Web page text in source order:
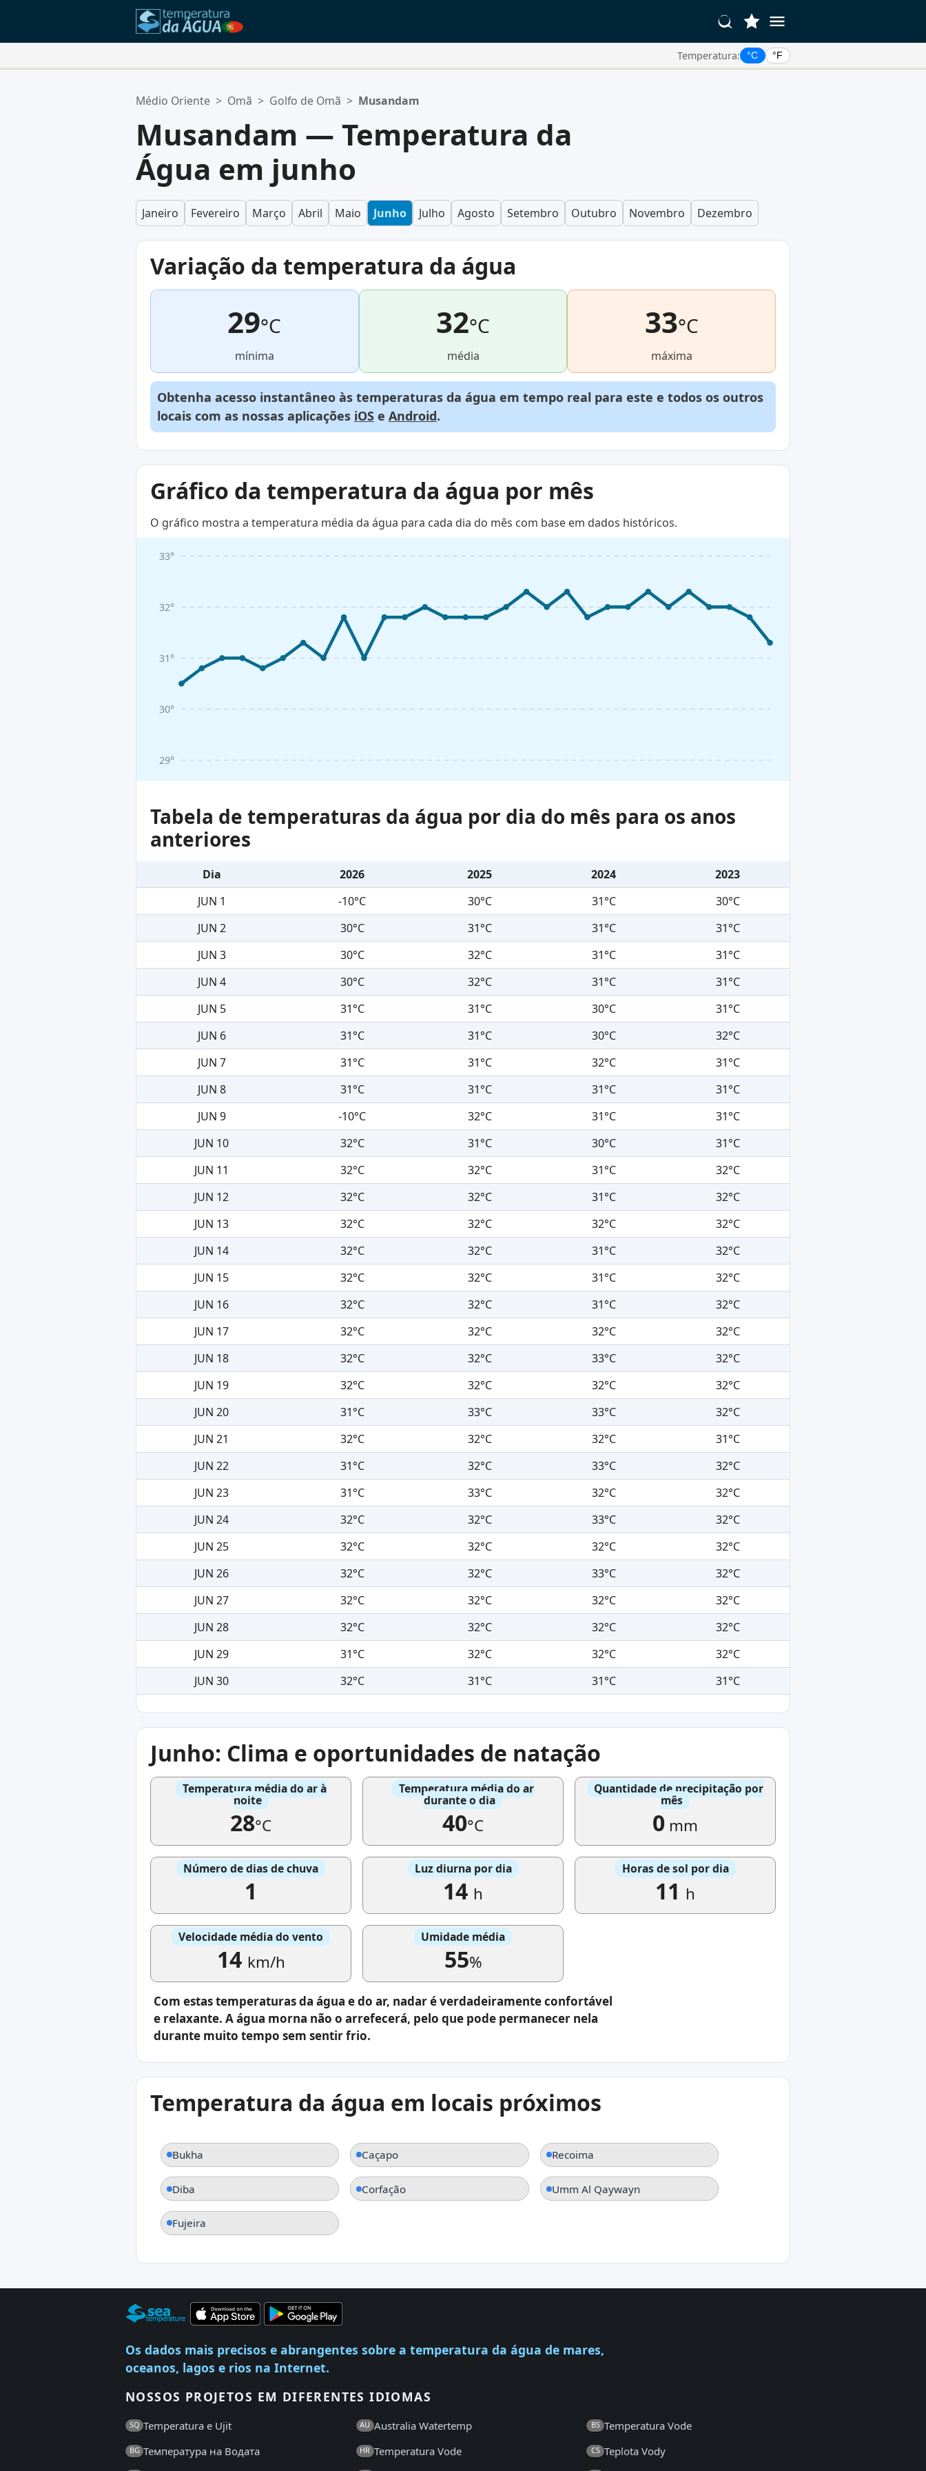
Temperatura: °C °F
Sua lista de favoritos está vazia.
Médio Oriente > Omã > Golfo de Omã > Musandam
Musandam — Temperatura da
Água em junho
Janeiro Fevereiro Março Abril Maio Junho Julho Agosto Setembro Outubro Novembro Dezembro
Variação da temperatura da água
29°C
mínima
32°C
média
33°C
máxima
Obtenha acesso instantâneo às temperaturas da água em tempo real para este e todos os outros
locais com as nossas aplicações iOS e Android.
Gráfico da temperatura da água por mês
O gráfico mostra a temperatura média da água para cada dia do mês com base em dados históricos.
29°
30°
31°
32°
33°
Tabela de temperaturas da água por dia do mês para os anos
anteriores
Dia 2026 2025 2024
2023
JUN 1
-10°C 30°C 31°C
30°C
JUN 2
30°C 31°C 31°C
31°C
JUN 3
30°C 32°C 31°C
31°C
JUN 4
30°C 32°C 31°C
31°C
JUN 5
31°C 31°C 30°C
31°C
JUN 6
31°C 31°C 30°C
32°C
JUN 7
31°C 31°C 32°C
31°C
JUN 8
31°C 31°C 31°C
31°C
JUN 9
-10°C 32°C 31°C
31°C
JUN 10
32°C 31°C 30°C
31°C
JUN 11
32°C 32°C 31°C
32°C
JUN 12
32°C 32°C 31°C
32°C
JUN 13
32°C 32°C 32°C
32°C
JUN 14
32°C 32°C 31°C
32°C
JUN 15
32°C 32°C 31°C
32°C
JUN 16
32°C 32°C 31°C
32°C
JUN 17
32°C 32°C 32°C
32°C
JUN 18
32°C 32°C 33°C
32°C
JUN 19
32°C 32°C 32°C
32°C
JUN 20
31°C 33°C 33°C
32°C
JUN 21
32°C 32°C 32°C
31°C
JUN 22
31°C 32°C 33°C
32°C
JUN 23
31°C 33°C 32°C
32°C
JUN 24
32°C 32°C 33°C
32°C
JUN 25
32°C 32°C 32°C
32°C
JUN 26
32°C 32°C 33°C
32°C
JUN 27
32°C 32°C 32°C
32°C
JUN 28
32°C 32°C 32°C
32°C
JUN 29
31°C 32°C 32°C
32°C
JUN 30
32°C 31°C 31°C 31°C
Junho: Clima e oportunidades de natação
Temperatura média do ar à
noite
28°C
Temperatura média do ar
durante o dia
40°C
Quantidade de precipitação por
mês
0 mm
Número de dias de chuva
1
Luz diurna por dia
14 h
Horas de sol por dia
11 h
Velocidade média do vento
14 km/h
Umidade média
55%
Com estas temperaturas da água e do ar, nadar é verdadeiramente confortável
e relaxante. A água morna não o arrefecerá, pelo que pode permanecer nela
durante muito tempo sem sentir frio.
Temperatura da água em locais próximos
Bukha Caçapo Recoima
Diba Corfação Umm Al Qaywayn
Fujeira
Os dados mais precisos e abrangentes sobre a temperatura da água de mares,
oceanos, lagos e rios na Internet.
NOSSOS PROJETOS EM DIFERENTES IDIOMAS
SQ Temperatura e Ujit AU Australia Watertemp BS Temperatura Vode
BG Температура на Водата HR Temperatura Vode CS Teplota Vody